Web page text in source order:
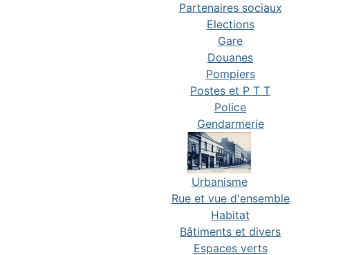
Partenaires sociaux
Elections
Gare
Douanes
Pompiers
Postes et P T T
Police
Gendarmerie
Urbanisme
Rue et vue d'ensemble
Habitat
Bâtiments et divers
Espaces verts